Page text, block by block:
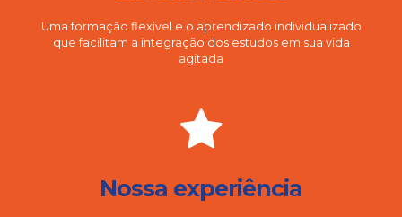
Uma formação flexível e o aprendizado individualizado
que facilitam a integração dos estudos em sua vida
agitada
Nossa experiência